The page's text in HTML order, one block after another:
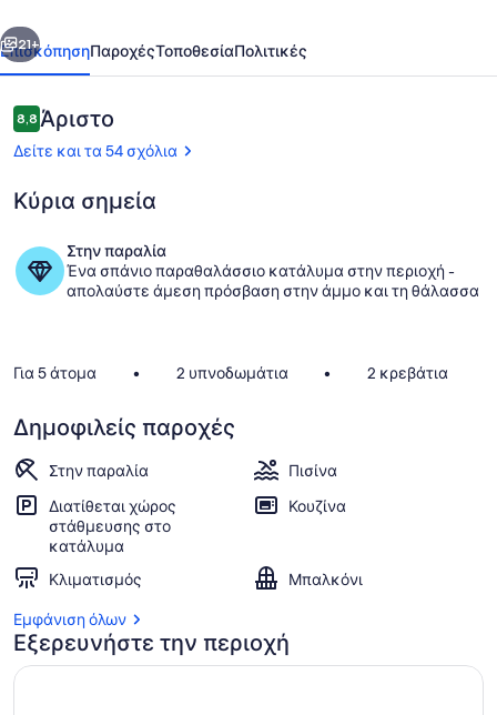
θέα
στα
καταγάλανα
νερά
Σαρωνικού
κόλπου.
Πισίνα
Επόμενο
21+
ΕπισκόπησηΠαροχέςΤοποθεσίαΠολιτικές
Σχόλια
8,88,8 στα 10
Άριστο
Δείτε και τα 54 σχόλια
Κύρια σημεία
Στην παραλία
Ένα σπάνιο παραθαλάσσιο κατάλυμα στην περιοχή -
απολαύστε άμεση πρόσβαση στην άμμο και τη θάλασσα.
Για 5 άτομα • 2 υπνοδωμάτια • 2 κρεβάτια
Δημοφιλείς παροχές
Στην παραλία
Πισίνα
Διατίθεται χώρος
στάθμευσης στο
κατάλυμα
Κουζίνα
Κλιματισμός
Μπαλκόνι
Εμφάνιση όλων
Εξερευνήστε την περιοχή